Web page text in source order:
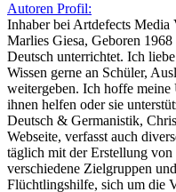
Autoren Profil:
Inhaberbei Artdefects Media
Marlies Giesa, Geboren
Deutsch unterrichtet. Ich
Wissen gerne an Schüler,
weitergeben. Ich hoffe
ihnen helfen oder sie
Deutsch & Germanistik,
Webseite, verfasst auch
täglich mit der Erstellung
verschiedene Zielgruppen
Flüchtlingshilfe, sich um die